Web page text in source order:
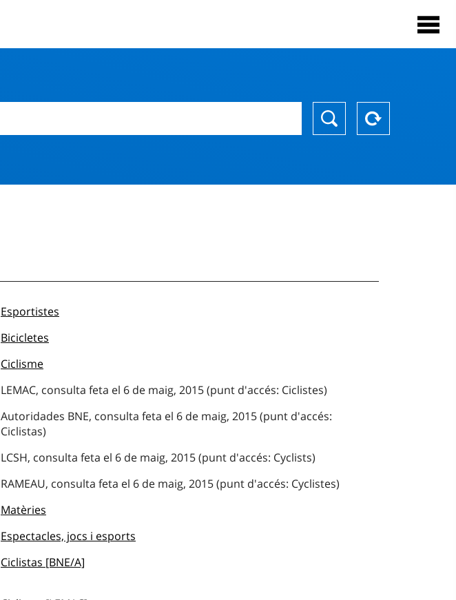
Esportistes
Bicicletes
Ciclisme
LEMAC, consulta feta el 6 de maig, 2015 (punt d'accés: Ciclistes)
Autoridades BNE, consulta feta el 6 de maig, 2015 (punt d'accés:
Ciclistas)
LCSH, consulta feta el 6 de maig, 2015 (punt d'accés: Cyclists)
RAMEAU, consulta feta el 6 de maig, 2015 (punt d'accés: Cyclistes)
Matèries
Espectacles, jocs i esports
Ciclistas [BNE/A]